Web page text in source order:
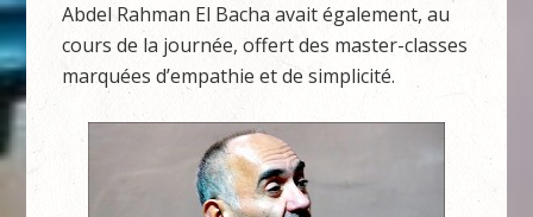
Abdel Rahman El Bacha avait également, au
cours de la journée, offert des master-classes
marquées d’empathie et de simplicité.